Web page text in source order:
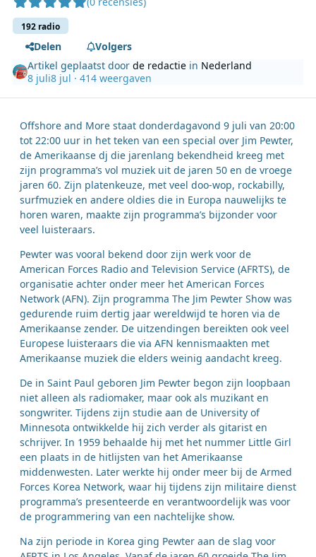
192 radio
Delen
Volgers
Artikel geplaatst doorde redactie in Nederland
8 juli8 jul · 414 weergaven
Offshore and More staat donderdagavond 9 juli van 20:00
tot 22:00 uur in het teken van een special over Jim Pewter,
de Amerikaanse dj die jarenlang bekendheid kreeg met
zijn programma’s vol muziek uit de jaren 50 en de vroege
jaren 60. Zijn platenkeuze, met veel doo-wop, rockabilly,
surfmuziek en andere oldies die in Europa nauwelijks te
horen waren, maakte zijn programma’s bijzonder voor
veel luisteraars.
Pewter was vooral bekend door zijn werk voor de
American Forces Radio and Television Service (AFRTS), de
organisatie achter onder meer het American Forces
Network (AFN). Zijn programma The Jim Pewter Show was
gedurende ruim dertig jaar wereldwijd te horen via de
Amerikaanse zender. De uitzendingen bereikten ook veel
Europese luisteraars die via AFN kennismaakten met
Amerikaanse muziek die elders weinig aandacht kreeg.
De in Saint Paul geboren Jim Pewter begon zijn loopbaan
niet alleen als radiomaker, maar ook als muzikant en
songwriter. Tijdens zijn studie aan de University of
Minnesota ontwikkelde hij zich verder als gitarist en
schrijver. In 1959 behaalde hij met het nummer Little Girl
een plaats in de hitlijsten van het Amerikaanse
middenwesten. Later werkte hij onder meer bij de Armed
Forces Korea Network, waar hij tijdens zijn militaire dienst
programma’s presenteerde en verantwoordelijk was voor
de programmering van een nachtelijke show.
Na zijn periode in Korea ging Pewter aan de slag voor